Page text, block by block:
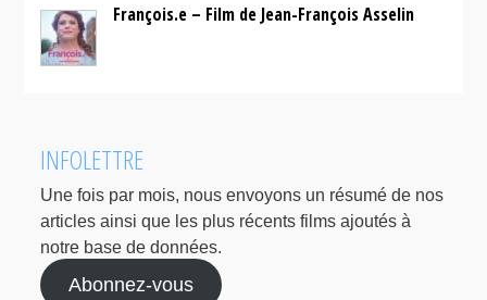
François.e – Film de Jean-François Asselin
INFOLETTRE
Une fois par mois, nous envoyons un résumé de nos
articles ainsi que les plus récents films ajoutés à
notre base de données.
Abonnez-vous